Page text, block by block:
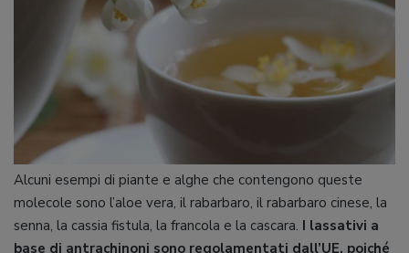
Alcuni esempi di piante e alghe che contengono queste
molecole sono l’aloe vera, il rabarbaro, il rabarbaro cinese, la
senna, la cassia fistula, la francola e la cascara. I lassativi a
base di antrachinoni sono regolamentati dall’UE, poiché